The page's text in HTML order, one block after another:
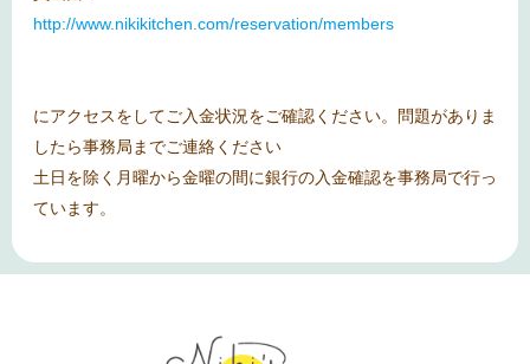
http://www.nikikitchen.com/reservation/members
にアクセスをしてご入金状況をご確認ください。問題がありま
したら事務局までご連絡ください
土日を除く月曜から金曜の間に銀行の入金確認を事務局で行っ
ています。